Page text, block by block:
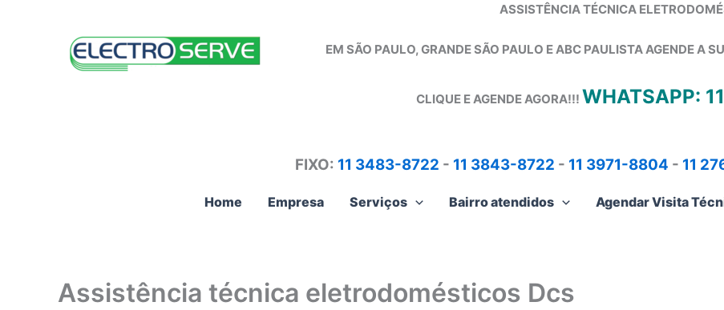
ASSISTÊNCIA TÉCNICA
EM SÃO PAULO, GRANDE SÃO PAULO E ABC PAULISTAAGENDE A
CLIQUE E AGENDE AGORA!!! WHATSAPP:
FIXO: 11 3483-8722 - 11 3843-8722 - 11 3971-8804 - 11
Home Empresa Serviços Bairro atendidos Agendar Visita
Assistência técnica eletrodomésticos Dcs